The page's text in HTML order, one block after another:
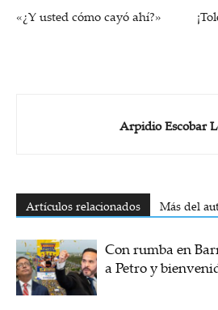
«¿Y usted cómo cayó ahí?»
Arpidio Escobar
Artículos relacionados Más del
Con rumba en
a Petro y